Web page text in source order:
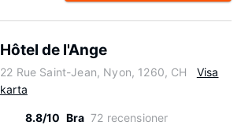
Hôtel de l'Ange
22 Rue Saint-Jean, Nyon, 1260, CH
Visa
karta
8.8/10 Bra 72 recensioner